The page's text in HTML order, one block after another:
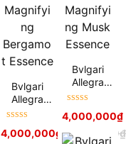
5,800,000
Bvlgari
Allegra
Magnifying
Essence
hạng5sao 4,900,000₫
4,000,000₫
Bvlgari
Allegra
Magnifying
Essence
hạng5sao
4,000,000₫